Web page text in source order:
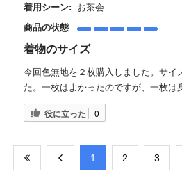
着用シーン:
お茶会
商品の状態
着物のサイズ
今回色無地を２枚購入しました。サイ
た。一枚はよかったのですが、一枚は
役に立った 0
​1 ​2 ​3